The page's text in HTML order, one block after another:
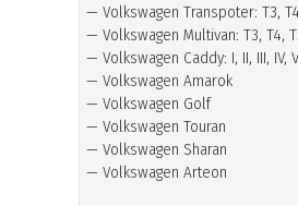
— Volkswagen Transpoter: T3,
— Volkswagen Multivan: T3, T4,
— Volkswagen Caddy: I, II, III, IV, V
— Volkswagen Amarok
— Volkswagen Golf
— Volkswagen Touran
— Volkswagen Sharan
— Volkswagen Arteon